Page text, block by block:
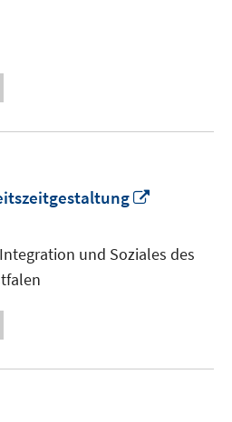
öffnen
und Soziales des